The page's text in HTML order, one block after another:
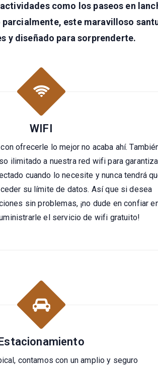
como los paseos en
este maravilloso
y diseñado para sorprenderte.
WIFI
ofrecerle lo mejor no acaba ahí.
ilimitado a nuestra red wifi para
cuando lo necesite y nunca tendrá
su límite de datos. Así que si desea
sin problemas, ¡no dude en confiar
el servicio de wifi gratuito!
contamos con un amplio y seguro